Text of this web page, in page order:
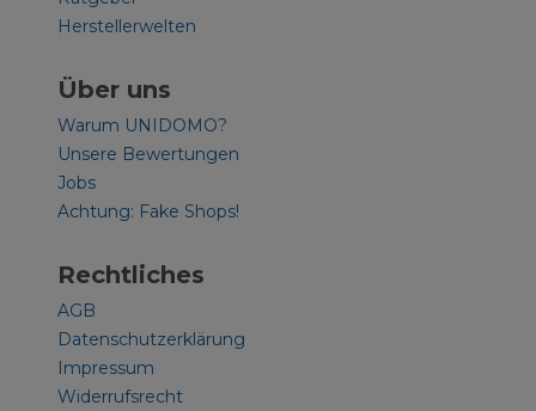
Herstellerwelten
Über uns
Warum UNIDOMO?
Unsere Bewertungen
Jobs
Achtung: Fake Shops!
Rechtliches
AGB
Datenschutzerklärung
Impressum
Widerrufsrecht